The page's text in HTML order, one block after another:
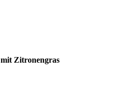
Zitronengras